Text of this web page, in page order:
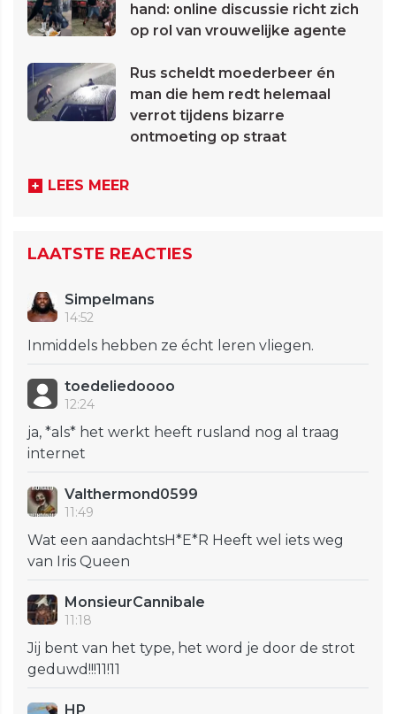
hand: online discussie richt zich
op rol van vrouwelijke agente
Rus scheldt moederbeer én
man die hem redt helemaal
verrot tijdens bizarre
ontmoeting op straat
LEES MEER
LAATSTE REACTIES
Simpelmans
14:52
Inmiddels hebben ze écht leren vliegen.
toedeliedoooo
12:24
ja, *als* het werkt heeft rusland nog al traag
internet
Valthermond0599
11:49
Wat een aandachtsH*E*R Heeft wel iets weg
van Iris Queen
MonsieurCannibale
11:18
Jij bent van het type, het word je door de strot
geduwd!!!11!11
HP